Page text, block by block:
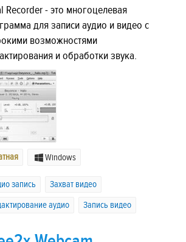
Recorder - это многоцелевая
для записи аудио и видео с
возможностями
и обработки звука.
Windows
запись
Захват видео
аудио
Запись видео